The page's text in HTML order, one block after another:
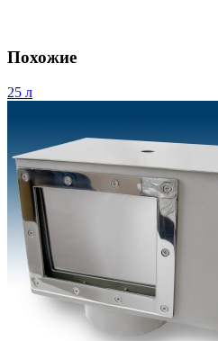
Похожие
25 л